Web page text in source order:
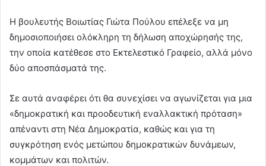
Η βουλευτής Βοιωτίας Γιώτα Πούλου επέλεξε να μη
δημοσιοποιήσει ολόκληρη τη δήλωση αποχώρησής της,
την οποία κατέθεσε στο Εκτελεστικό Γραφείο, αλλά μόνο
δύο αποσπάσματά της.
Σε αυτά αναφέρει ότι θα συνεχίσει να αγωνίζεται για μια
«δημοκρατική και προοδευτική εναλλακτική πρόταση»
απέναντι στη Νέα Δημοκρατία, καθώς και για τη
συγκρότηση ενός μετώπου δημοκρατικών δυνάμεων,
κομμάτων και πολιτών.